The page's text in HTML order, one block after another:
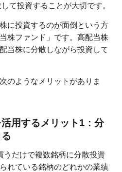
て投資することが大切です。
に投資するのが面倒という方
株ファンド」です。高配当株
当株に分散しながら投資して
のようなメリットがありま
用するメリット1：分
うだけで複数銘柄に分散投資
れている銘柄のどれかの業績